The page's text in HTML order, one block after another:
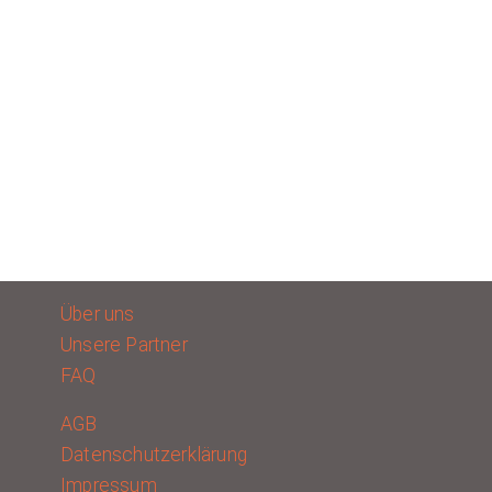
Über uns
Unsere Partner
FAQ
AGB
Datenschutzerklärung
Impressum